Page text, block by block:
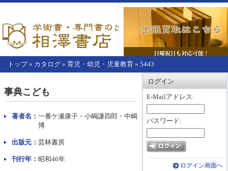
トップ» カタログ » 育児・幼児・児童教育 » 5443
カートを見る
ログイン
E-Mailアドレス:
パスワード:
ログイン画面へ
こ
か
本
事典こども
著者名： 一番ケ瀬康子・小嶋謙四郎・中嶋
博
出版元： 芸林書房
刊行年： 昭和46年